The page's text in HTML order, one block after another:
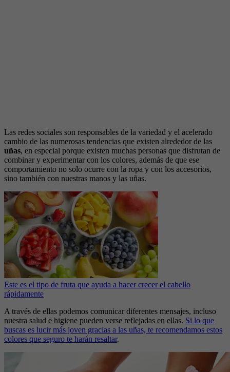
Las redes sociales son responsables de la variedad y el acelerado
cambio de las numerosas tendencias que existen alrededor de las
uñas, en especial porque existen muchas personas que disfrutan de
combinar y experimentar con los colores, además de que ese
comportamiento no solo ocurre con la ropa y con los accesorios,
sino también con nuestras manos y las uñas.
Este es el tipo de fruta que ayuda a hacer crecer el cabello
rápidamente
A través de ellas podemos comunicar diferentes mensajes, incluso
nuestra salud e higiene pueden verse reflejadas en ellas. Si lo que
buscas es lucir más joven gracias a las uñas, te recomendamos estos
colores que seguro te harán resaltar.